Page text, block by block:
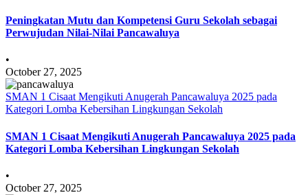
Peningkatan Mutu dan Kompetensi Guru Sekolah sebagai
Perwujudan Nilai-Nilai Pancawaluya
•
October 27, 2025
SMAN 1 Cisaat Mengikuti Anugerah Pancawaluya 2025 pada
Kategori Lomba Kebersihan Lingkungan Sekolah
SMAN 1 Cisaat Mengikuti Anugerah Pancawaluya 2025 pada
Kategori Lomba Kebersihan Lingkungan Sekolah
•
October 27, 2025